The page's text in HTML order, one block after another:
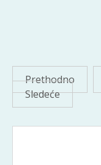
Paginacija
članaka
Prethodno
Sledeće